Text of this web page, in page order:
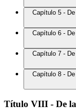
Capítulo 5 -
Capítulo 6 -
Capítulo 7 -
Capítulo 8 -
Título VIII - De